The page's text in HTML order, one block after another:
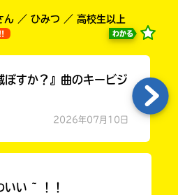
. ..
ん ／ ひみつ ／ 高校生以上
わかる
ぼすか？』曲のキービジ
2026年07月10日
いい ~ ！！